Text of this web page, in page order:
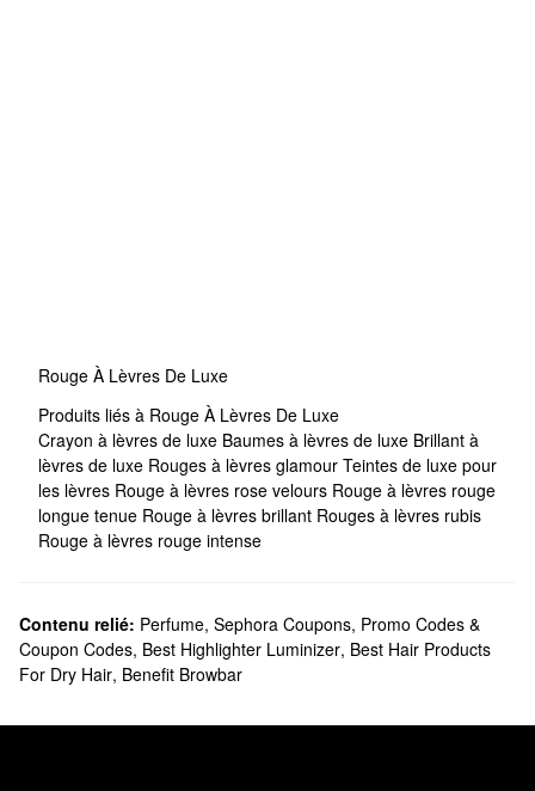
Rouge À Lèvres De Luxe
Produits liés à Rouge À Lèvres De Luxe
Crayon à lèvres de luxe Baumes à lèvres de luxe Brillant à
lèvres de luxe Rouges à lèvres glamour Teintes de luxe pour
les lèvres Rouge à lèvres rose velours Rouge à lèvres rouge
longue tenue Rouge à lèvres brillant Rouges à lèvres rubis
Rouge à lèvres rouge intense
Contenu relié: Perfume, Sephora Coupons, Promo Codes &
Coupon Codes, Best Highlighter Luminizer, Best Hair Products
For Dry Hair, Benefit Browbar